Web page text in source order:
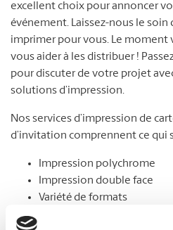
excellent choix pour annoncer
événement. Laissez-nous le soin
imprimer pour vous. Le moment
vous aider à les distribuer !
pour discuter de votre projet
solutions d’impression.
Nos services d’impression de
d’invitation comprennent ce qui
Impression polychrome
Impression double face
Variété de formats